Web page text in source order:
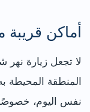
أماكن
لا تجعل زيارة
المنطقة المحيطة
نفس اليوم، خصوصًا